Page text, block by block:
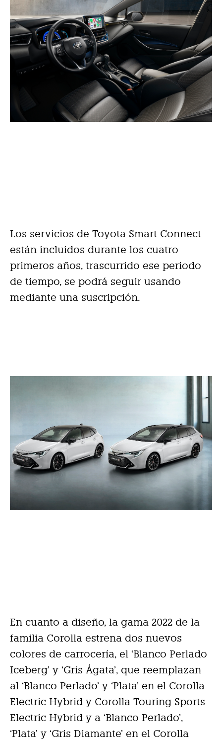
Los servicios de Toyota Smart Connect
están incluidos durante los cuatro
primeros años, trascurrido ese periodo
de tiempo, se podrá seguir usando
mediante una suscripción.
En cuanto a diseño, la gama 2022 de la
familia Corolla estrena dos nuevos
colores de carrocería, el ‘Blanco Perlado
Iceberg’ y ‘Gris Ágata’, que reemplazan
al ‘Blanco Perlado’ y ‘Plata’ en el Corolla
Electric Hybrid y Corolla Touring Sports
Electric Hybrid y a ‘Blanco Perlado’,
‘Plata’ y ‘Gris Diamante’ en el Corolla